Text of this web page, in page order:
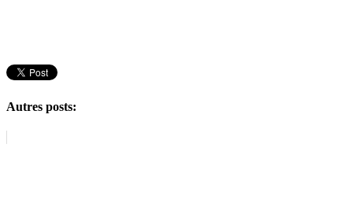
Autres posts: